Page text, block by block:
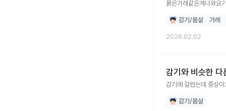
묽은가래같은게나와요
감기/몸살 가래
2026.02.02
감기와 비슷한
감기/몸살